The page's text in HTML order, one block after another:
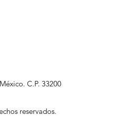
C.P. 33200
reservados.